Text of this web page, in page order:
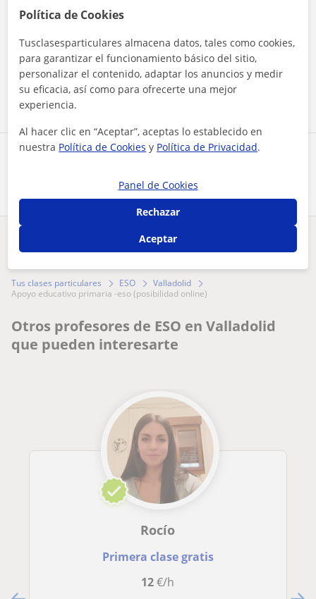
Comparte a este profesor
Al hacer clic, aceptas nuestroaviso legaly deprivacidad
Contactar ahora
¿Hay algún error en este perfil?
Tus clases particulares ESO
Valladolid
apoyo educativo primaria -eso (posibilidad online)
Otros profesores de ESO en Valladolid
que pueden interesarte
Rocío
Primera clase gratis
12€/h
Política de Cookies
Tusclasesparticulares almacena datos, tales como cookies,
para garantizar el funcionamiento básico del sitio,
personalizar el contenido, adaptar los anuncios y medir
su eficacia, así como para ofrecerte una mejor
experiencia.
Al hacer clic en “Aceptar”, aceptas lo establecido en
nuestra Política de Cookies y Política de Privacidad.
Panel de Cookies
Rechazar
Aceptar